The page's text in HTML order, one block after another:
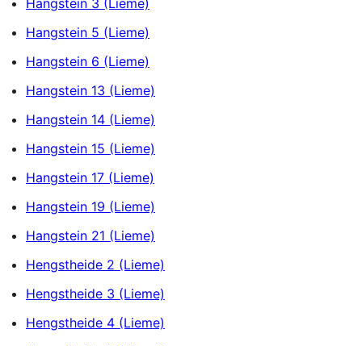
Hangstein 5 (Lieme)
Hangstein 6 (Lieme)
Hangstein 13 (Lieme)
Hangstein 14 (Lieme)
Hangstein 15 (Lieme)
Hangstein 17 (Lieme)
Hangstein 19 (Lieme)
Hangstein 21 (Lieme)
Hengstheide 2 (Lieme)
Hengstheide 3 (Lieme)
Hengstheide 4 (Lieme)